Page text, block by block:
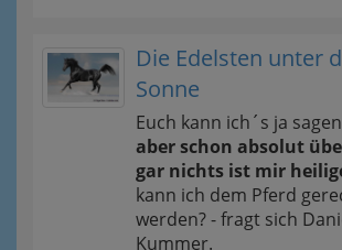
Die Edelsten unter
Sonne
Euch kann ich´s ja
aber schon absolut
gar nichts ist mir
kann ich dem Pferd
werden? - fragt sich
Kummer.